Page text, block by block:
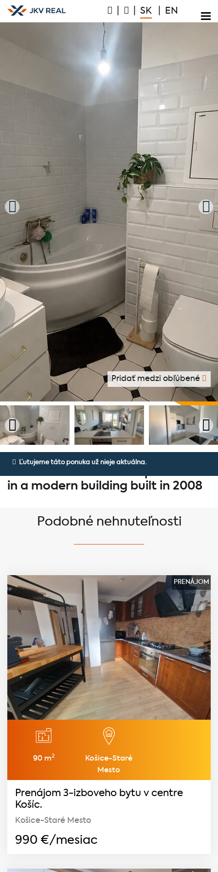
SK EN
Pridať medzi obľúbené
3 izbový byt v modernej stavbe z
in a modern building built in 2008
Ľutujeme táto ponuka už nieje aktuálna.
Podobné nehnuteľnosti
PRENÁJOM
90 m2
Košice-Staré
Mesto
Prenájom 3-izboveho bytu v centre
Košíc.
Košice-Staré Mesto
990 €/mesiac